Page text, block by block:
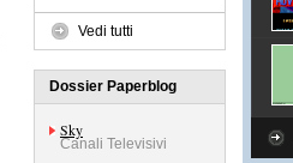
Vedi tutti
Dossier Paperblog
Sky
Canali Televisivi